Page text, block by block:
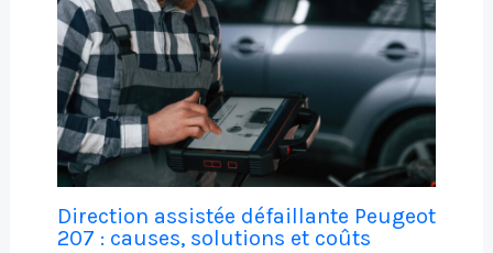
Direction assistée défaillante Peugeot
207 : causes, solutions et coûts